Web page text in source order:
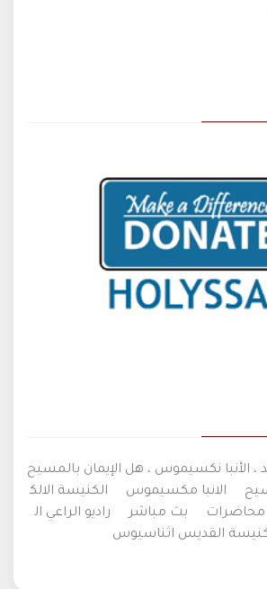
، الأنبا نكسيموس ، هل الإيمان بالمسيح
الانبا مكسيموس
الكنيسة الالك
محاضرات بث مباشر
راديو الراعي ال
القديس اثناسيوس